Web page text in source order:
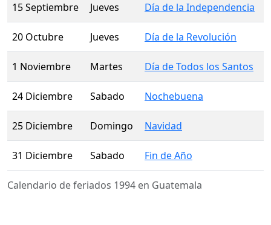
Calendario de feriados 1994 en Guatemala
15 Septiembre Jueves Día de la Independencia
20 Octubre Jueves Día de la Revolución
1 Noviembre Martes Día de Todos los Santos
24 Diciembre Sabado Nochebuena
25 Diciembre Domingo Navidad
31 Diciembre Sabado Fin de Año